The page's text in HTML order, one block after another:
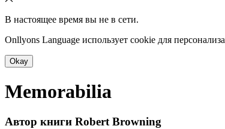
В настоящее время вы не в сети.
Onllyons Language использует cookie для
Okay
Memorabilia
Автор книги Robert Browning